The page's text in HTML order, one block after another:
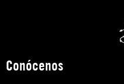
Conócenos